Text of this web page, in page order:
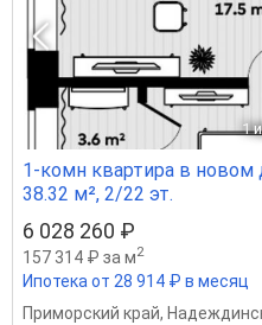
1
1-комн квартира в новом
38.32 м², 2/22 эт.
6 028 260 ₽
157 314 ₽ за м2
Ипотека от 28 914 ₽ в месяц
Приморский край,